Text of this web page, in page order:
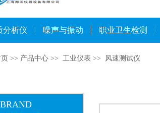
分析仪 噪声与振动 职业卫生检测
>> 产品中心 >> 工业仪表 >> 风速测试仪
BRAND